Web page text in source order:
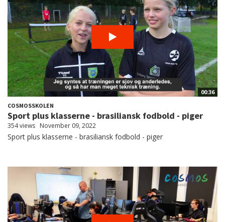
00:36
COSMOSSKOLEN
Sport plus klasserne - brasiliansk fodbold - piger
354 views November 09, 2022
Sport plus klasserne - brasiliansk fodbold - piger